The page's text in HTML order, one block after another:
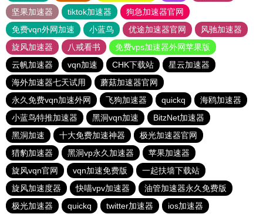
坚果加速器
tiktok加速器
狗急加速器官网
免费vqn外网加速
小蓝鸟 优途加速器官网
风驰加速器
旋风加速器
八戒看书
免费vps加速器外网苹果版
云帆加速器
vqn加速 CHK下载站
星云加速器
海外加速器七天试用
蘑菇加速器官网
永久免费vqn加速外网
飞狗加速器 quickq
海鸥加速器
小蓝鸟特推加速器
黑洞vqn加速
BitzNet加速器
黑洞加速
十大免费加速神器
极光加速器官网
猎豹加速器
黑洞vp永久加速器
苹果加速器
旋风vqn官网
vqn加速免费版
一起扶墙下载站
旋风加速度器
快喵vpv加速器
油管加速器永久免费版
极光加速器
quickq twitter加速器 ios加速器